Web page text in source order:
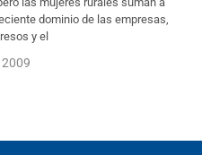
dominio de las empresas,
y el